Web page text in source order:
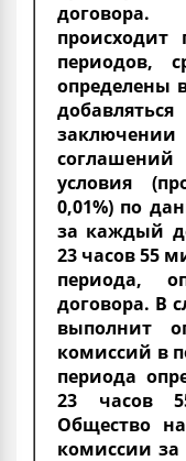
договора.
происходит
периодов,
определены
условия
0,01%) по
за каждый
23 часов 55
периода,
договора. В
выполнит
комиссий в
периода
23 часов
Общество
комиссии